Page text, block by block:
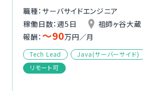
福利厚生
ご利用者様の声
ご利用の流れ
職種：サーバサイドエンジニア
稼働日数：週5日
祖師ヶ谷大蔵
報酬： 〜90万円／月
Tech Lead Java(サーバーサイド)
リモート可